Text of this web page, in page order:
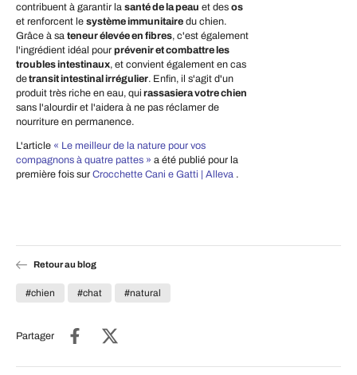
contribuent à garantir la santé de la peau et des os
et renforcent le système immunitaire du chien.
Grâce à sa teneur élevée en fibres, c'est également
l'ingrédient idéal pour prévenir et combattre les
troubles intestinaux, et convient également en cas
detransit intestinal irrégulier. Enfin, il s'agit d'un
produit très riche en eau, qui rassasiera votre chien
sans l'alourdir et l'aidera à ne pas réclamer de
nourriture en permanence.
L'article « Le meilleur de la nature pour vos
compagnons à quatre pattes » a été publié pour la
première fois sur Crocchette Cani e Gatti | Alleva .
Retour au blog
#chien #chat #natural
Partager